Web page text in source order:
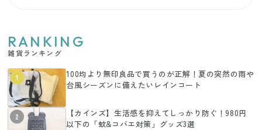
RANKING
雑貨ランキング
1
100均より無印良品で買うのが正解！夏の突然の雨や
台風シーズンに備えたいレインコート
2
【カインズ】生活感を抑えてしっかり防ぐ！980円
以下の「蚊&コバエ対策」グッズ3選